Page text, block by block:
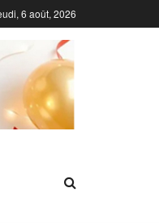
6 août, 2026